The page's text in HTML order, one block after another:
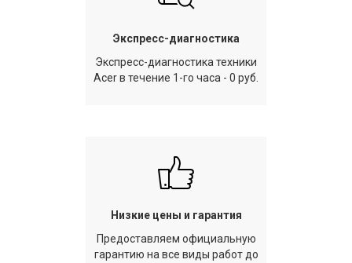
Экспресс-диагностика
Экспресс-диагностика техники
Acer в течение 1-го часа - 0 руб.
Низкие цены и гарантия
Предоставляем официальную
гарантию на все виды работ до